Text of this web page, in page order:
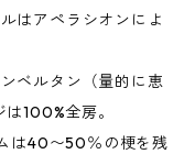
はアペラシオンによ
ベルタン（量的に恵
100%全房。
は40〜50％の梗を残